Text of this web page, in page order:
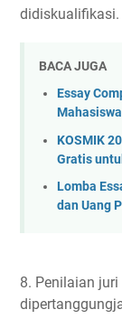
didiskualifikasi.
BACA JUGA
Essay
KOSMIK
Gratis
Lomba
dan Uang
8. Penilaian